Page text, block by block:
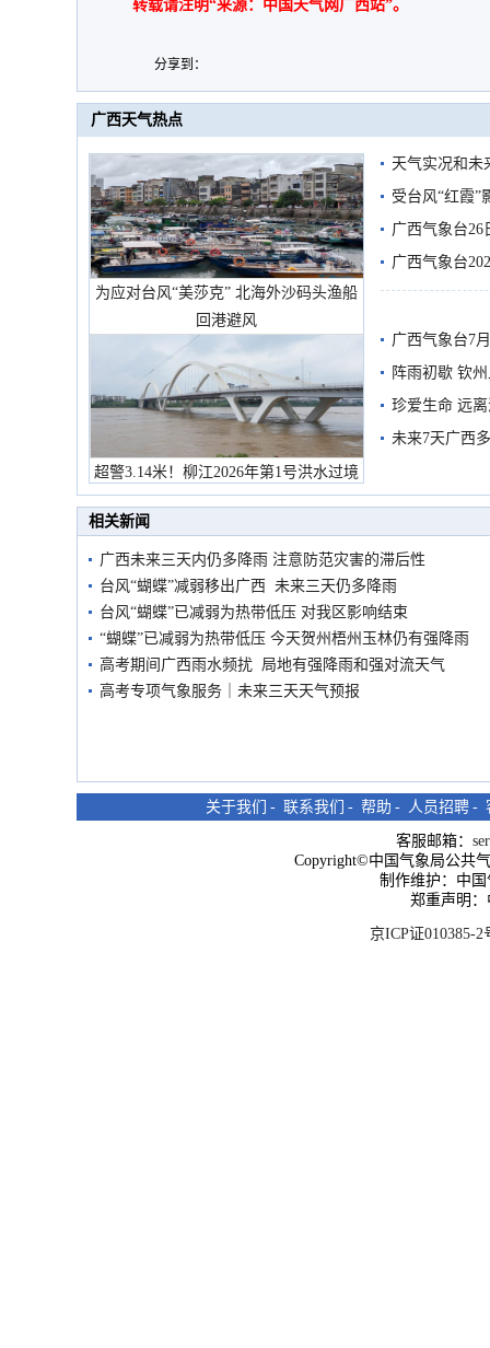
转载请注明“来源：中国天气网广西站”。
分享到：
广西天气热点
为应对台风“美莎克” 北海外沙码头渔船
回港避风
超警3.14米！柳江2026年第1号洪水过境
市民在堤岸见证汛况
天气实况和未
受台风“红霞”
有较强降雨
广西气象台26
广西气象台
预警
广西气象台7
阵雨初歇 钦
珍爱生命 远
未来7天广西
相关新闻
广西未来三天内仍多降雨 注意防范灾害的滞后性
台风“蝴蝶”减弱移出广西 未来三天仍多降雨
台风“蝴蝶”已减弱为热带低压 对我区影响结束
“蝴蝶”已减弱为热带低压 今天贺州梧州玉林仍有强降雨
高考期间广西雨水频扰 局地有强降雨和强对流天气
高考专项气象服务｜未来三天天气预报
关于我们 - 联系我们 - 帮助 - 人员招聘 -
客服邮箱：
Copyright©中国气象局公共
制作维护：中
郑重声明
京ICP证010385-2